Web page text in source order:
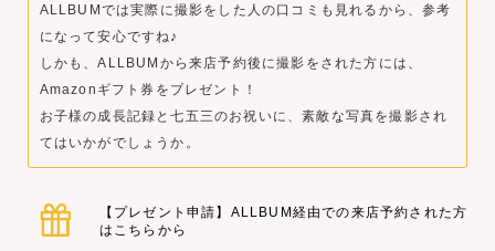
ALLBUMでは実際に撮影をした人の口コミも見れるから、参考
になって安心ですね♪
しかも、ALLBUMから来店予約後に撮影をされた方には、
Amazonギフト券をプレゼント！
お子様の成長記録と七五三のお祝いに、素敵な写真を撮影され
てはいかがでしょうか。
【プレゼント申請】ALLBUM経由での来店予約された方
はこちらから